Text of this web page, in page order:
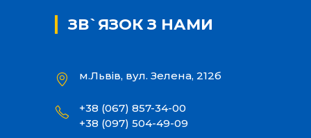
ЗВ`ЯЗОК З НАМИ
м.Львів, вул. Зелена, 212б
+38 (067) 857-34-00
+38 (097) 504-49-09